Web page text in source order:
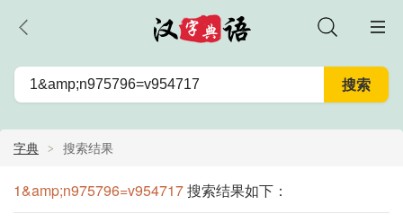
字典 搜索结果
1&amp;n975796=v954717搜索结果如下：